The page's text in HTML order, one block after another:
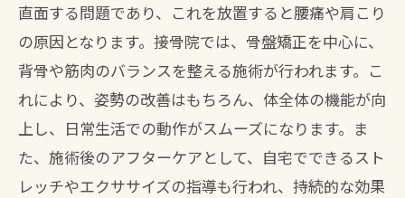
直面する問題であり、これを放置すると腰痛や肩こり
の原因となります。接骨院では、骨盤矯正を中心に、
背骨や筋肉のバランスを整える施術が行われます。こ
れにより、姿勢の改善はもちろん、体全体の機能が向
上し、日常生活での動作がスムーズになります。ま
た、施術後のアフターケアとして、自宅でできるスト
レッチやエクササイズの指導も行われ、持続的な効果